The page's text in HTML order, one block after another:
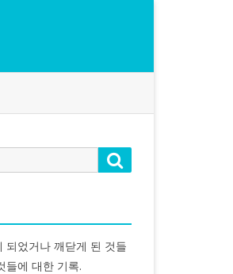
되었거나 깨닫게 된 것들
들에 대한 기록.